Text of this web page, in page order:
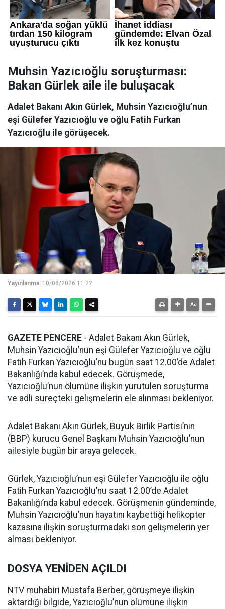
Muhsin Yazıcıoğlu soruşturması:
Bakan Gürlek aile ile buluşacak
Adalet Bakanı Akın Gürlek, Muhsin Yazıcıoğlu’nun
eşi Gülefer Yazıcıoğlu ve oğlu Fatih Furkan
Yazıcıoğlu ile görüşecek.
Yayınlanma: 10/08/2026 11:22
GAZETE PENCERE - Adalet Bakanı Akın Gürlek,
Muhsin Yazıcıoğlu’nun eşi Gülefer Yazıcıoğlu ve oğlu
Fatih Furkan Yazıcıoğlu’nu bugün saat 12.00’de Adalet
Bakanlığı’nda kabul edecek. Görüşmede,
Yazıcıoğlu’nun ölümüne ilişkin yürütülen soruşturma
ve adli süreçteki gelişmelerin ele alınması bekleniyor.
Adalet Bakanı Akın Gürlek, Büyük Birlik Partisi’nin
(BBP) kurucu Genel Başkanı Muhsin Yazıcıoğlu’nun
ailesiyle bugün bir araya gelecek.
Gürlek, Yazıcıoğlu’nun eşi Gülefer Yazıcıoğlu ile oğlu
Fatih Furkan Yazıcıoğlu’nu saat 12.00’de Adalet
Bakanlığı’nda kabul edecek. Görüşmenin gündeminde,
Muhsin Yazıcıoğlu’nun hayatını kaybettiği helikopter
kazasına ilişkin soruşturmadaki son gelişmelerin yer
alması bekleniyor.
DOSYA YENİDEN AÇILDI
NTV muhabiri Mustafa Berber, görüşmeye ilişkin
aktardığı bilgide, Yazıcıoğlu’nun ölümüne ilişkin